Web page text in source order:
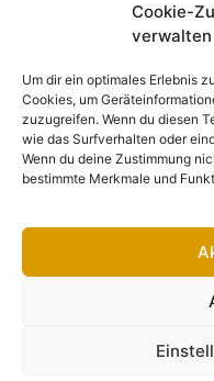
Cookie-
verwalten
Um dir ein optimales Erlebnis
Cookies, um
zuzugreifen. Wenn du diesen
wie das Surfverhalten oder
Wenn du deine Zustimmung
bestimmte Merkmale und
Navigation
Start
Nutzungsbedingungen
Abo
Kontakt